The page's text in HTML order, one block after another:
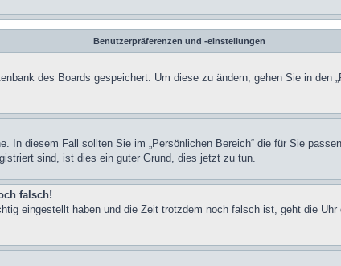
Benutzerpräferenzen und -einstellungen
des Boards gespeichert. Um diese zu ändern, gehen Sie in den
In diesem Fall sollten Sie im „Persönlichen Bereich“ die für Sie
sind, ist dies ein guter Grund, dies jetzt zu tun.
falsch!
eingestellt haben und die Zeit trotzdem noch falsch ist, geht die